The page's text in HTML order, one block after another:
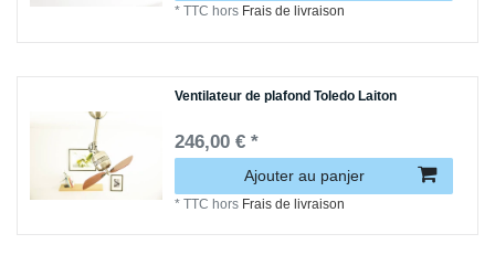
*TTC hors Frais de livraison
Ventilateur de plafond Toledo Laiton
246,00 € *
Ajouter au panjer
*TTC hors Frais de livraison